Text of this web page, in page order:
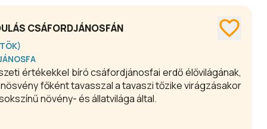
CSÁFORDJÁNOSFÁN
értékekkel bíró csáfordjánosfai erdő élővilágának,
főként tavasszal a tavaszi tőzike virágzásakor
növény- és állatvilága által.